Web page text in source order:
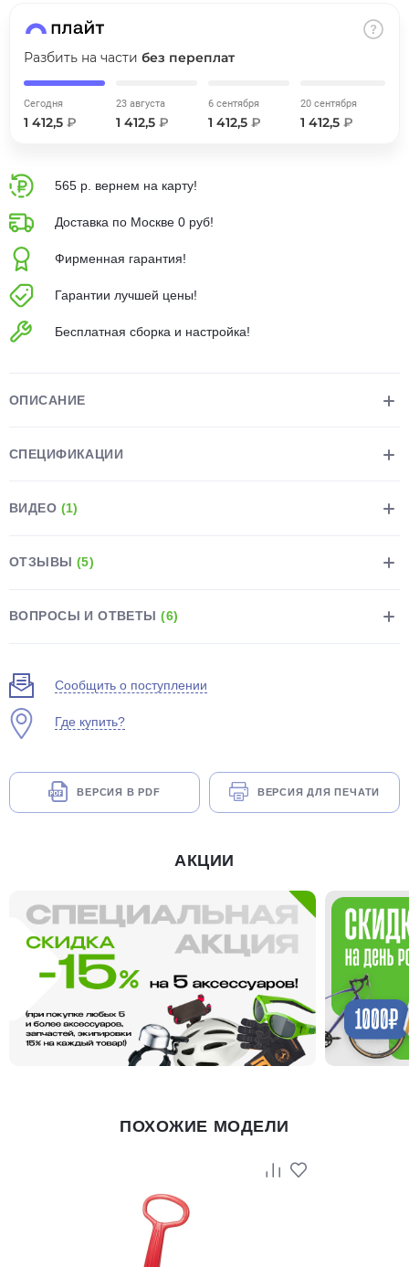
Разбить на части без переплат
Сегодня
1 412,5 ₽
23 августа
1 412,5 ₽
6 сентября
1 412,5 ₽
20 сентября
1 412,5 ₽
565 р. вернем на карту!
Доставка по Москве 0 руб!
Фирменная гарантия!
Гарантии лучшей цены!
Бесплатная сборка и настройка!
ОПИСАНИЕ
СПЕЦИФИКАЦИИ
ВИДЕО (1)
ОТЗЫВЫ (5)
ВОПРОСЫ И ОТВЕТЫ(6)
Сообщить о поступлении
Где купить?
ВЕРСИЯ В PDF ВЕРСИЯ ДЛЯ ПЕЧАТИ
АКЦИИ
ПОХОЖИЕ МОДЕЛИ
об оплате Плайтом
25
недели
Остались вопросы?
8 800 302-02-51